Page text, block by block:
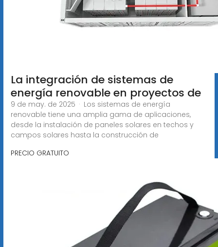
La integración de sistemas de
energía renovable en proyectos de
9 de may. de 2025 · Los sistemas de energía
renovable tiene una amplia gama de aplicaciones,
desde la instalación de paneles solares en techos y
campos solares hasta la construcción de
PRECIO GRATUITO